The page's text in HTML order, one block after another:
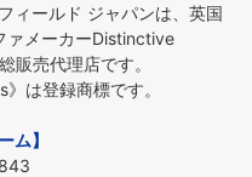
ィールド ジャパンは、英国
ァメーカーDistinctive
販売代理店です。
は登録商標です。
ム】